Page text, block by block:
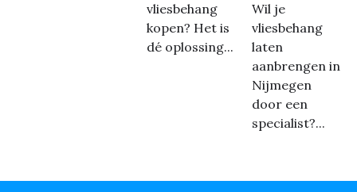
vliesbehang
kopen? Het is
dé oplossing...
Wil je
vliesbehang
laten
aanbrengen in
Nijmegen
door een
specialist?...